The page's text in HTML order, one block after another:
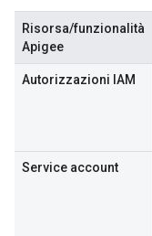
Risorsa/funzionalità
Apigee
Autorizzazioni IAM
Service account